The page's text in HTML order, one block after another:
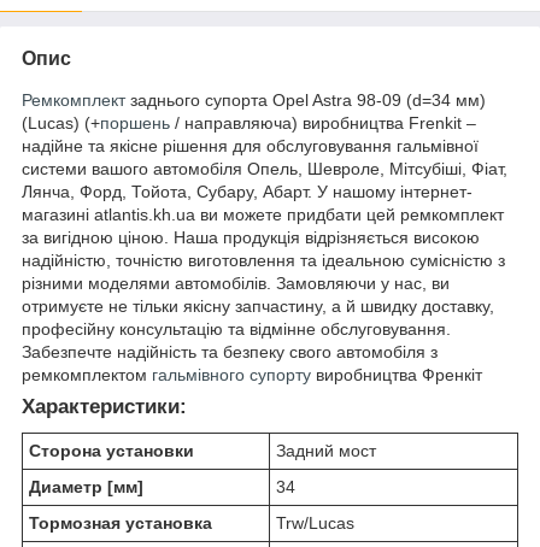
Опис
Ремкомплектзаднього супорта Opel Astra 98-09 (d=34 мм)
(Lucas) (+поршень / направляюча) виробництва Frenkit –
надійне та якісне рішення для обслуговування гальмівної
системи вашого автомобіля Опель, Шевроле, Мітсубіші, Фіат,
Лянча, Форд, Тойота, Субару, Абарт. У нашому інтернет-
магазині atlantis.kh.ua ви можете придбати цей ремкомплект
за вигідною ціною. Наша продукція відрізняється високою
надійністю, точністю виготовлення та ідеальною сумісністю з
різними моделями автомобілів. Замовляючи у нас, ви
отримуєте не тільки якісну запчастину, а й швидку доставку,
професійну консультацію та відмінне обслуговування.
Забезпечте надійність та безпеку свого автомобіля з
ремкомплектом гальмівного супорту виробництва Френкіт
Характеристики:
Сторона установки
Задний мост
Диаметр [мм]
34
Тормозная установка
Trw/Lucas